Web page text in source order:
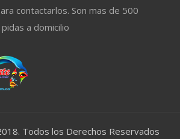
contactarlos. Son mas de 500
a domicilio
Todos los Derechos Reservados